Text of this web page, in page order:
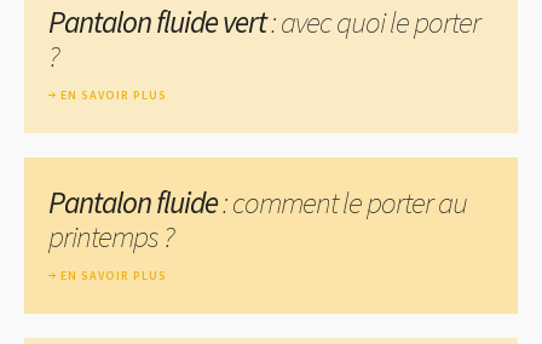
Pantalon fluide vert: avec quoi le porter
?
EN SAVOIR PLUS
Pantalon fluide: comment le porter au
printemps ?
EN SAVOIR PLUS